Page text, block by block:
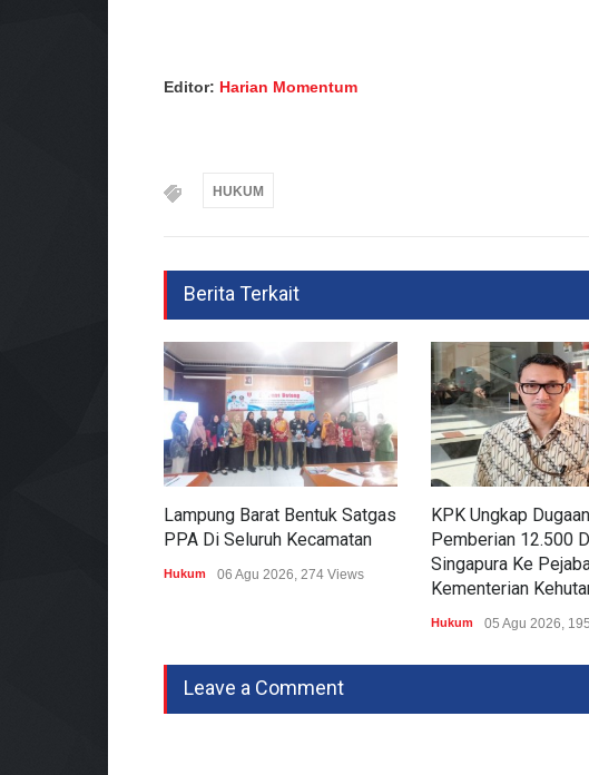
Editor: Harian Momentum
HUKUM
Berita Terkait
Lampung Barat Bentuk Satgas
PPA Di Seluruh Kecamatan
Hukum 06 Agu 2026, 274 Views
KPK Ungkap Dugaan
Pemberian 12.500
Singapura Ke
Kementerian
Hukum 05 Agu 2026,
Leave a Comment